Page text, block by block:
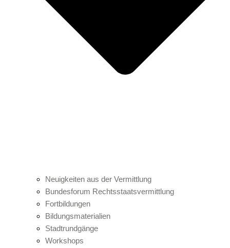
Neuigkeiten aus der Vermittlung
Bundesforum Rechtsstaatsvermittlung
Fortbildungen
Bildungsmaterialien
Stadtrundgänge
Workshops